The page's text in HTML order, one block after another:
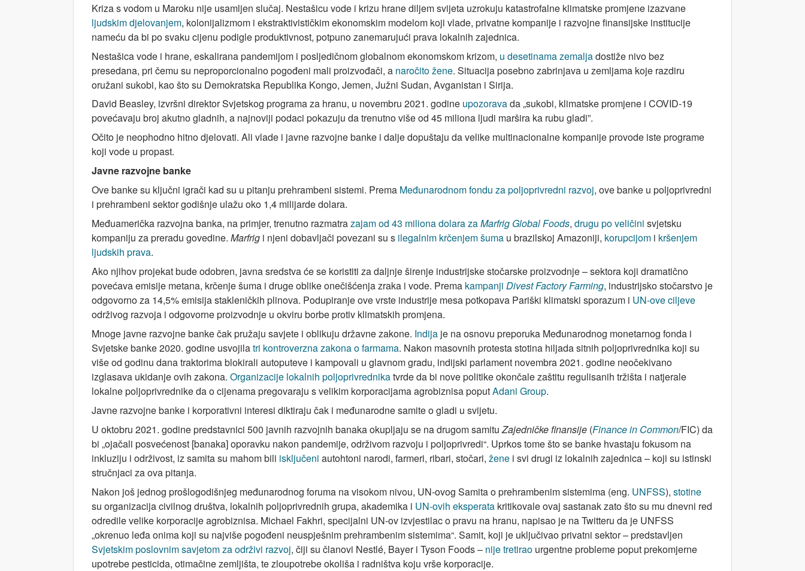
Kriza s vodom u Maroku nije usamljen slučaj. Nestašicu vode i krizu hrane diljem svijeta uzrokuju katastrofalne klimatske promjene izazvane
ljudskim djelovanjem, kolonijalizmom i ekstraktivističkim ekonomskim modelom koji vlade, privatne kompanije i razvojne finansijske institucije
nameću da bi po svaku cijenu podigle produktivnost, potpuno zanemarujući prava lokalnih zajednica.
Nestašica vode i hrane, eskalirana pandemijom i posljedičnom globalnom ekonomskom krizom, u desetinama zemaljadostiže nivo bez
presedana, pri čemu su neproporcionalno pogođeni mali proizvođači, a naročito žene. Situacija posebno zabrinjava u zemljama koje razdiru
oružani sukobi, kao što su Demokratska Republika Kongo, Jemen, Južni Sudan, Avganistan i Sirija.
David Beasley, izvršni direktor Svjetskog programa za hranu, u novembru 2021. godine upozoravada „sukobi, klimatske promjene i COVID-19
povećavaju broj akutno gladnih, a najnoviji podaci pokazuju da trenutno više od 45 miliona ljudi maršira ka rubu gladi”.
Očito je neophodno hitno djelovati. Ali vlade i javne razvojne banke i dalje dopuštaju da velike multinacionalne kompanije provode iste programe
koji vode u propast.
Javne razvojne banke
Ove banke su ključni igrači kad su u pitanju prehrambeni sistemi. Prema Međunarodnom fondu za poljoprivredni razvoj, ove banke u poljoprivredni
i prehrambeni sektor godišnje ulažu oko 1,4 milijarde dolara.
Međuamerička razvojna banka, na primjer, trenutno razmatrazajam od 43 miliona dolara zaMarfrig Global Foods, drugu po veličini svjetsku
kompaniju za preradu govedine. Marfrig i njeni dobavljači povezani su s ilegalnim krčenjem šuma u brazilskoj Amazoniji, korupcijom i kršenjem
ljudskih prava.
Ako njihov projekat bude odobren, javna sredstva će se koristiti za daljnje širenje industrijske stočarske proizvodnje – sektora koji dramatično
povećava emisije metana, krčenje šuma i druge oblike onečišćenja zraka i vode. Prema kampanji Divest Factory Farming, industrijsko stočarstvo je
odgovorno za 14,5% emisija stakleničkih plinova. Podupiranje ove vrste industrije mesa potkopava Pariški klimatski sporazum i UN-ove ciljeve
održivog razvoja i odgovorne proizvodnje u okviru borbe protiv klimatskih promjena.
Mnoge javne razvojne banke čak pružaju savjete i oblikuju državne zakone. Indija je na osnovu preporuka Međunarodnog monetarnog fonda i
Svjetske banke 2020. godine usvojilatri kontroverzna zakona o farmama. Nakon masovnih protesta stotina hiljada sitnih poljoprivrednika koji su
više od godinu dana traktorima blokirali autoputeve i kampovali u glavnom gradu, indijski parlament novembra 2021. godine neočekivano
izglasava ukidanje ovih zakona. Organizacije lokalnih poljoprivrednikatvrde da bi nove politike okončale zaštitu regulisanih tržišta i natjerale
lokalne poljoprivrednike da o cijenama pregovaraju s velikim korporacijama agrobiznisa poputAdani Group.
Javne razvojne banke i korporativni interesi diktiraju čak i međunarodne samite o gladi u svijetu.
U oktobru 2021. godine predstavnici 500 javnih razvojnih banaka okupljaju se na drugom samituZajedničke finansije (Finance in Common/FIC) da
bi „ojačali posvećenost [banaka] oporavku nakon pandemije, održivom razvoju i poljoprivredi“. Uprkos tome što se banke hvastaju fokusom na
inkluziju i održivost, iz samita su mahom bili isključeni autohtoni narodi, farmeri, ribari, stočari, žene i svi drugi iz lokalnih zajednica – koji su istinski
stručnjaci za ova pitanja.
Nakon još jednog prošlogodišnjeg međunarodnog foruma na visokom nivou, UN-ovog Samita o prehrambenim sistemima (eng. UNFSS), stotine
su organizacija civilnog društva, lokalnih poljoprivrednih grupa, akademika i UN-ovih eksperata kritikovale ovaj sastanak zato što su mu dnevni red
odredile velike korporacije agrobiznisa. Michael Fakhri, specijalni UN-ov izvjestilac o pravu na hranu, napisao je na Twitteru da je UNFSS
„okrenuo leđa onima koji su najviše pogođeni neuspješnim prehrambenim sistemima“. Samit, koji je uključivao privatni sektor – predstavljen
Svjetskim poslovnim savjetom za održivi razvoj, čiji su članovi Nestlé, Bayer i Tyson Foods – nije tretirao urgentne probleme poput prekomjerne
upotrebe pesticida, otimačine zemljišta, te zloupotrebe okoliša i radništva koju vrše korporacije.